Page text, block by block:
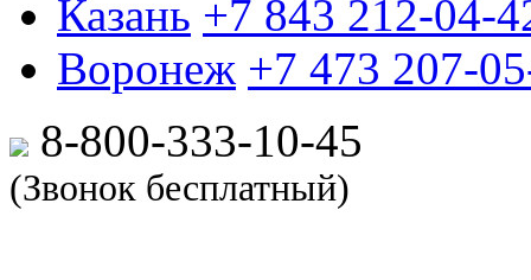
Казань +7 843 212-04-
Воронеж +7 473 207-
8-800-333-10-45
(Звонок бесплатный)